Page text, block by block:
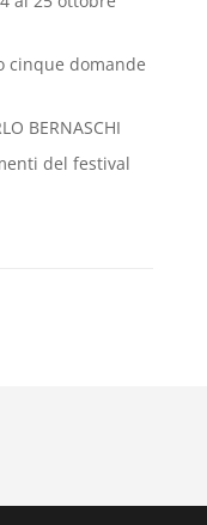
cinque domande
BERNASCHI
del festival